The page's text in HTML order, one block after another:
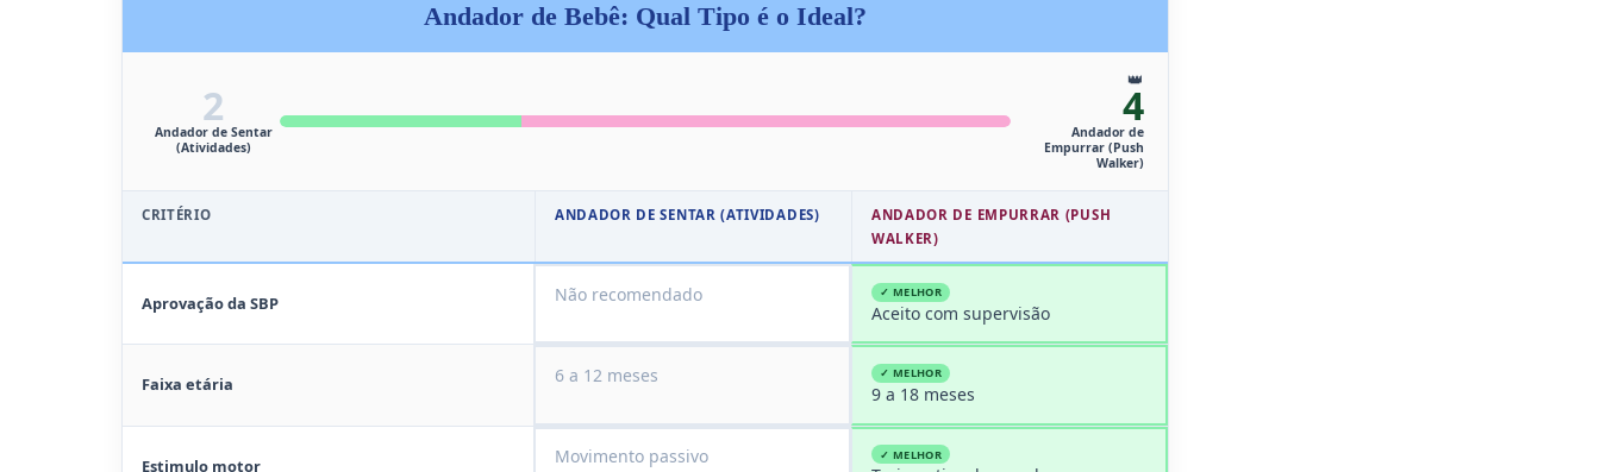
Andador de Bebê: Qual Tipo é o Ideal?
2
Andador de Sentar
(Atividades)
👑
4
Andador de
Empurrar (Push
Walker)
CRITÉRIO ANDADOR DE SENTAR (ATIVIDADES)
ANDADOR DE EMPURRAR (PUSH
WALKER)
Aprovação da SBP Não recomendado ✓ MELHOR
Aceito com supervisão
Faixa etária 6 a 12 meses ✓ MELHOR
9 a 18 meses
Estimulo motor Movimento passivo ✓ MELHOR